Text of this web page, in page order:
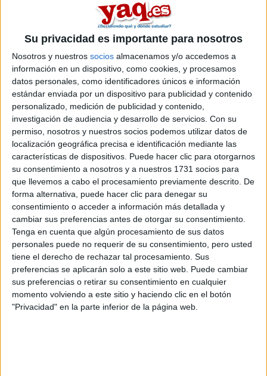
Su privacidad es importante para nosotros
Nosotros y nuestros socios almacenamos y/o accedemos a
información en un dispositivo, como cookies, y procesamos
datos personales, como identificadores únicos e información
estándar enviada por un dispositivo para publicidad y contenido
personalizado, medición de publicidad y contenido,
investigación de audiencia y desarrollo de servicios. Con su
permiso, nosotros y nuestros socios podemos utilizar datos de
localización geográfica precisa e identificación mediante las
características de dispositivos. Puede hacer clic para otorgarnos
su consentimiento a nosotros y a nuestros 1731 socios para
que llevemos a cabo el procesamiento previamente descrito. De
forma alternativa, puede hacer clic para denegar su
consentimiento o acceder a información más detallada y
cambiar sus preferencias antes de otorgar su consentimiento.
Tenga en cuenta que algún procesamiento de sus datos
personales puede no requerir de su consentimiento, pero usted
tiene el derecho de rechazar tal procesamiento. Sus
preferencias se aplicarán solo a este sitio web. Puede cambiar
sus preferencias o retirar su consentimiento en cualquier
momento volviendo a este sitio y haciendo clic en el botón
"Privacidad" en la parte inferior de la página web.
Sobre ti
Soy:*
Chico
Chica
¿En qué año terminas (o terminaste) bachillerato o FP?
Soy estudiante de:*
Términos y Condiciones de Uso
Aceptolos Términos y Condicionesde uso*